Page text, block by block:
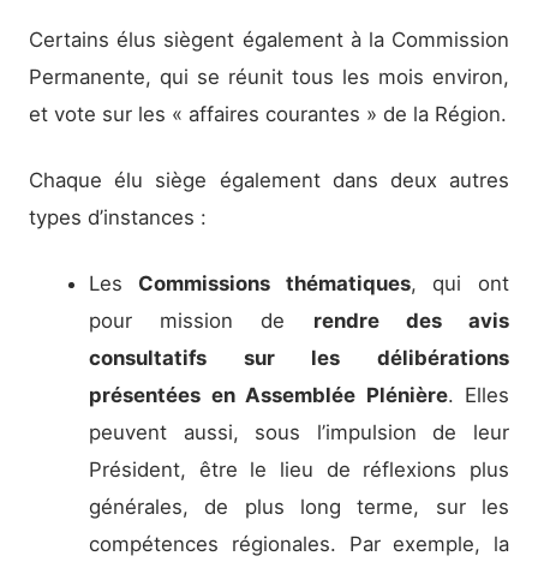
Certains élus siègent également à la Commission
Permanente, qui se réunit tous les mois environ,
et vote sur les « affaires courantes » de la Région.
Chaque élu siège également dans deux autres
types d’instances :
Les Commissions thématiques, qui ont
pour mission de rendre des avis
consultatifs sur les délibérations
présentées en Assemblée Plénière. Elles
peuvent aussi, sous l’impulsion de leur
Président, être le lieu de réflexions plus
générales, de plus long terme, sur les
compétences régionales. Par exemple, la